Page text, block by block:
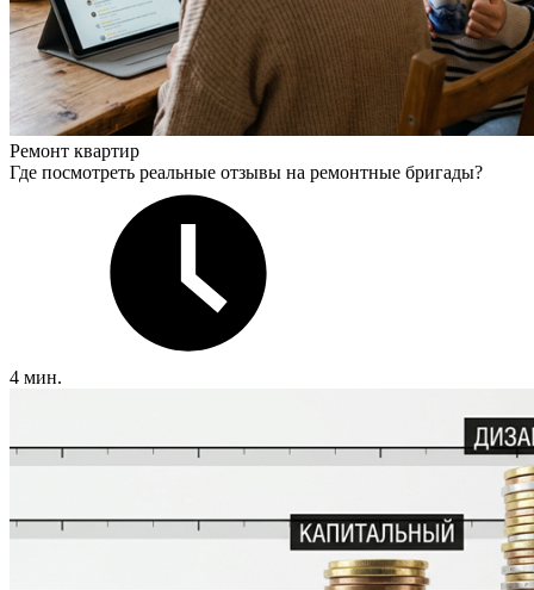
Ремонт квартир
Где посмотреть реальные отзывы на ремонтные бригады?
4 мин.